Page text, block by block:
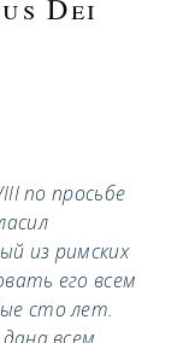
Dei
по просьбе
из римских
его всем
сто лет.